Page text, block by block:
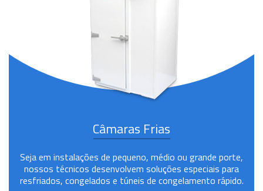
Câmaras Frias
Seja em instalações de pequeno, médio ou grande porte,
nossos técnicos desenvolvem soluções especiais para
resfriados, congelados e túneis de congelamento rápido.